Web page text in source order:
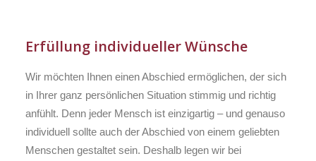
Erfüllung individueller Wünsche
Wir möchten Ihnen einen Abschied ermöglichen, der sich
in Ihrer ganz persönlichen Situation stimmig und richtig
anfühlt. Denn jeder Mensch ist einzigartig – und genauso
individuell sollte auch der Abschied von einem geliebten
Menschen gestaltet sein. Deshalb legen wir bei